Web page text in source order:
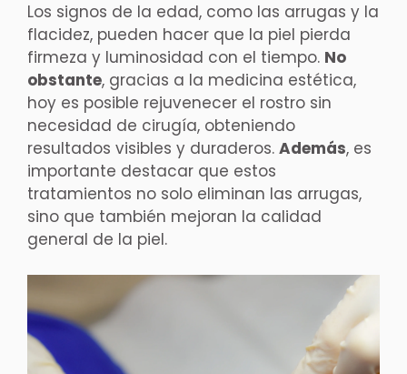
Los signos de la edad, como las arrugas y la
flacidez, pueden hacer que la piel pierda
firmeza y luminosidad con el tiempo. No
obstante, gracias a la medicina estética,
hoy es posible rejuvenecer el rostro sin
necesidad de cirugía, obteniendo
resultados visibles y duraderos. Además, es
importante destacar que estos
tratamientos no solo eliminan las arrugas,
sino que también mejoran la calidad
general de la piel.